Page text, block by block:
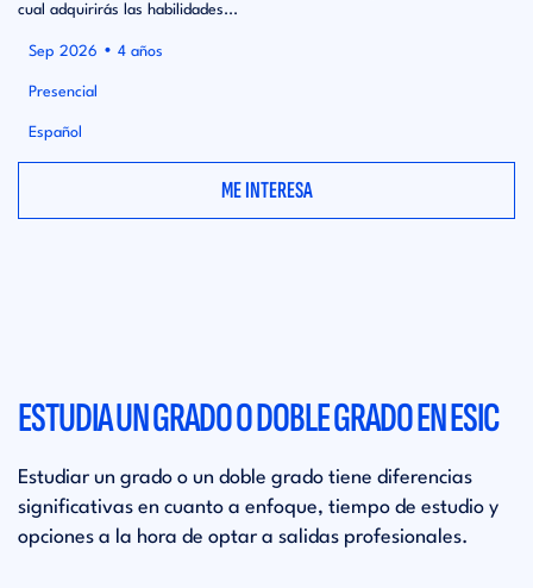
cual adquirirás las habilidades...
Sep 2026 • 4 años
Presencial
Español
ME INTERESA
ESTUDIA UN GRADO O DOBLE GRADO EN ESIC
Estudiar un grado o un doble grado tiene diferencias
significativas en cuanto a enfoque, tiempo de estudio y
opciones a la hora de optar a salidas profesionales.